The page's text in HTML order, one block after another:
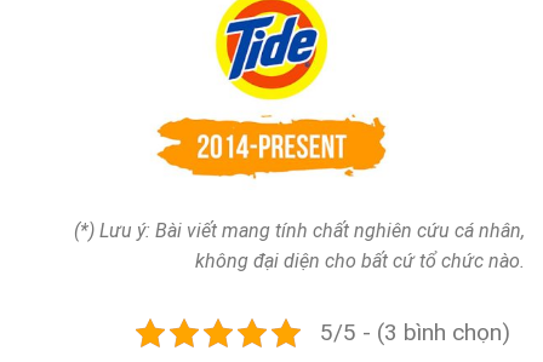
(*) Lưu ý: Bài viết mang tính chất nghiên cứu cá nhân,
không đại diện cho bất cứ tổ chức nào.
5/5 - (3 bình chọn)